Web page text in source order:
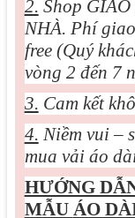
2. Shop
NHÀ. Phí
free (Quý
vòng 2 đến 7
3. Cam kết
4. Niềm vui –
mua vải áo
HƯỚNG
MẪU ÁO